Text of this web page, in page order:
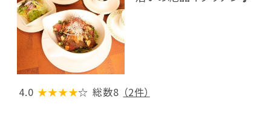
4.0 ★★★★☆ 総数8 （2件）